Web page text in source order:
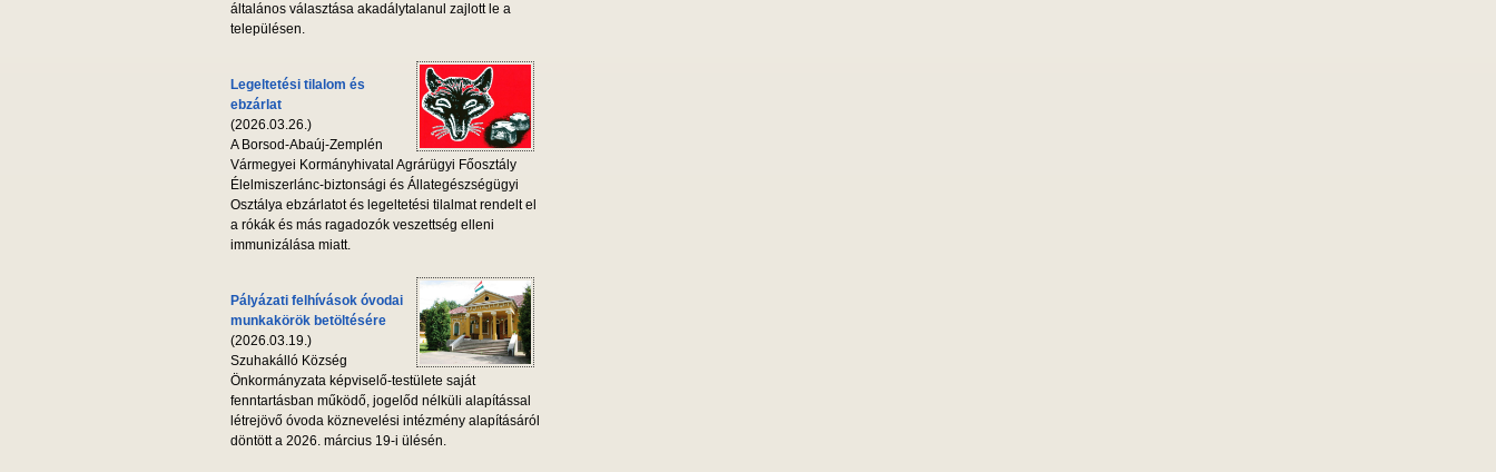
általános választása akadálytalanul zajlott le a
településen.
Legeltetési tilalom és
ebzárlat
(2026.03.26.)
A Borsod-Abaúj-Zemplén
Vármegyei Kormányhivatal Agrárügyi Főosztály
Élelmiszerlánc-biztonsági és Állategészségügyi
Osztálya ebzárlatot és legeltetési tilalmat rendelt el
a rókák és más ragadozók veszettség elleni
immunizálása miatt.
Pályázati felhívások óvodai
munkakörök betöltésére
(2026.03.19.)
Szuhakálló Község
Önkormányzata képviselő-testülete saját
fenntartásban működő, jogelőd nélküli alapítással
létrejövő óvoda köznevelési intézmény alapításáról
döntött a 2026. március 19-i ülésén.